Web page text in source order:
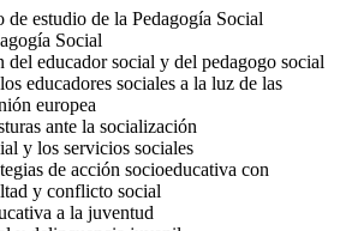
estudio de la Pedagogía Social
Social
del educador social y del pedagogo social
educadores sociales a la luz de las
europea
ante la socialización
y los servicios sociales
de acción socioeducativa con
y conflicto social
a la juventud